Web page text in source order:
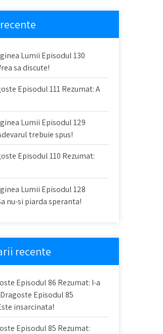
Lumii Episodul 130
sa discute!
Episodul 111 Rezumat: A
Lumii Episodul 129
trebuie spus!
Episodul 110 Rezumat:
Lumii Episodul 128
nu-si piarda speranta!
recente
Episodul 86 Rezumat: I-a
Episodul 85
insarcinata!
Episodul 85 Rezumat: